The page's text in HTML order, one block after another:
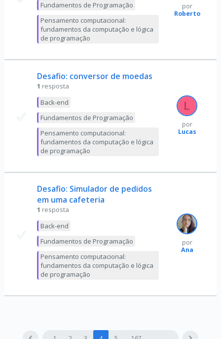
Fundamentos de Programação
Pensamento computacional:
fundamentos da computação e lógica
de programação
por
Roberto
Desafio: conversor de moedas
1 resposta
Back-end
Fundamentos de Programação
Pensamento computacional:
fundamentos da computação e lógica
de programação
por
Lucas
Desafio: Simulador de pedidos
em uma cafeteria
1 resposta
Back-end
Fundamentos de Programação
Pensamento computacional:
fundamentos da computação e lógica
de programação
por
Ana